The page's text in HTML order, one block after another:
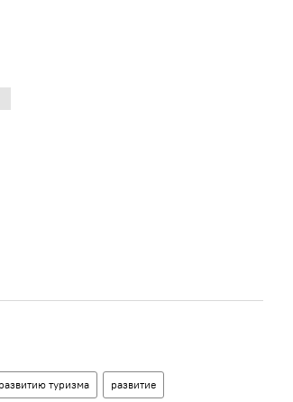
туризма развитие